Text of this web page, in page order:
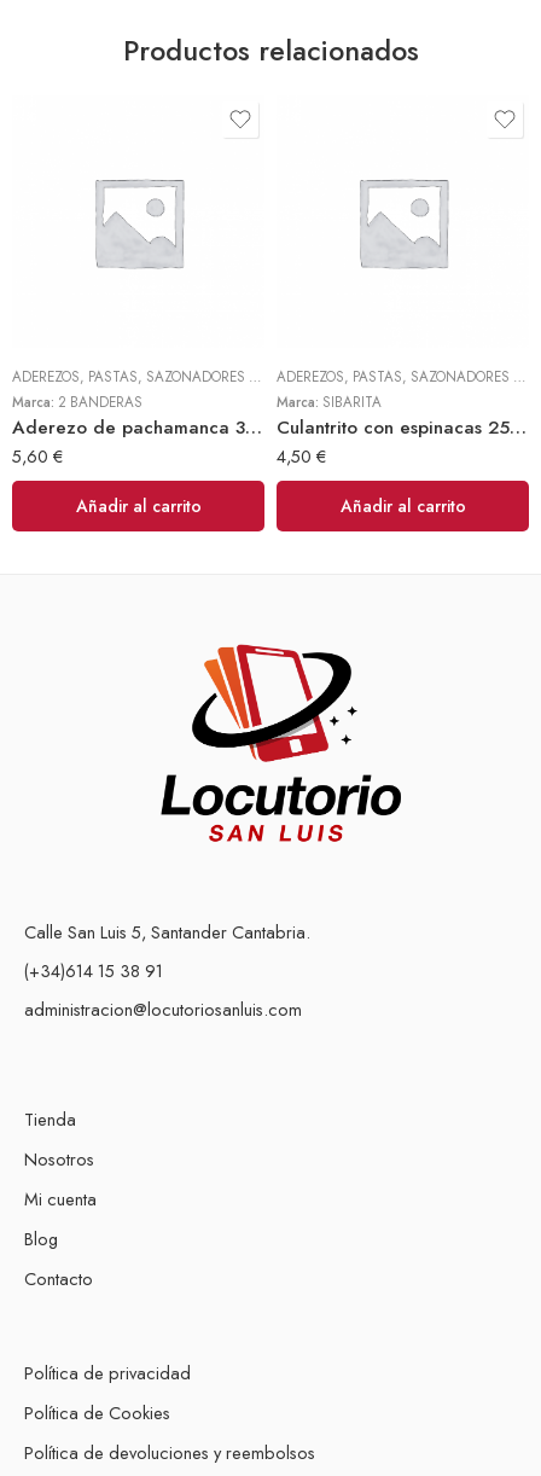
Productos relacionados
ADEREZOS, PASTAS, SAZONADORES Y CONDIMENTOS ,TODOS
Marca: 2 BANDERAS
Aderezo de pachamanca 300gr (2 Banderas)
5,60 €
Añadir al carrito
ADEREZOS, PASTAS, SAZONADORES Y CONDIMENTOS
Marca: SIBARITA
Culantrito con espinacas 250gr Doy Pack (Sibarita)
4,50 €
Añadir al carrito
Calle San Luis 5, Santander Cantabria.
(+34)614 15 38 91
administracion@locutoriosanluis.com
Tienda
Nosotros
Mi cuenta
Blog
Contacto
Política de privacidad
Política de Cookies
Política de devoluciones y reembolsos